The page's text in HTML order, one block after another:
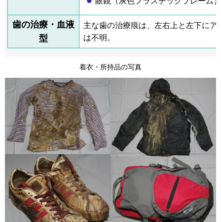
歯の治療・血液
型
主な歯の治療痕は、左右上と左下に
は不明。
着衣・所持品の写真